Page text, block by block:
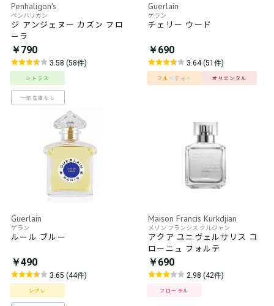
Penhaligon's
ペンハリガン
ジ アンジェヌー カズン フロ
ーラ
￥790
3.58 (58件)
シトラス
一部在庫なし
Guerlain
ゲラン
チェリー ウード
￥690
3.64 (51件)
フルーティー オリエンタル
Guerlain
ゲラン
ルール ブルー
￥490
3.65 (44件)
シプレ
Maison Francis Kurkdjian
メゾン フランシス クルジャン
アクア ユニヴェルサリス コ
ローニュ フォルテ
￥690
2.98 (42件)
フローラル